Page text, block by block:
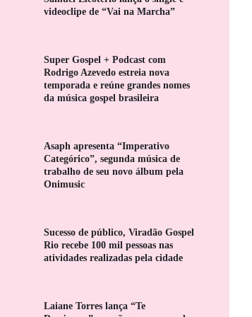
videoclipe de “Vai na Marcha”
Super Gospel + Podcast com
Rodrigo Azevedo estreia nova
temporada e reúne grandes nomes
da música gospel brasileira
Asaph apresenta “Imperativo
Categórico”, segunda música de
trabalho de seu novo álbum pela
Onimusic
Sucesso de público, Viradão Gospel
Rio recebe 100 mil pessoas nas
atividades realizadas pela cidade
Laiane Torres lança “Te